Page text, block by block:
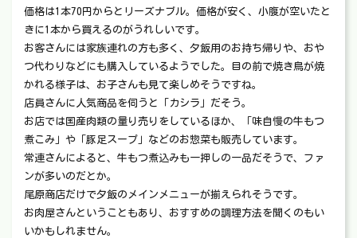
価格は1本70円からとリーズナブル。価格が安く、小腹が空いたと
きに1本から買えるのがうれしいです。
お客さんには家族連れの方も多く、夕飯用のお持ち帰りや、おや
つ代わりなどにも購入しているようでした。目の前で焼き鳥が焼
かれる様子は、お子さんも見て楽しめそうですね。
店員さんに人気商品を伺うと「カシラ」だそう。
お店では国産肉類の量り売りをしているほか、「味自慢の牛もつ
煮こみ」や「豚足スープ」などのお惣菜も販売しています。
常連さんによると、牛もつ煮込みも一押しの一品だそうで、ファ
ンが多いのだとか。
尾原商店だけで夕飯のメインメニューが揃えられそうです。
お肉屋さんということもあり、おすすめの調理方法を聞くのもい
いかもしれません。